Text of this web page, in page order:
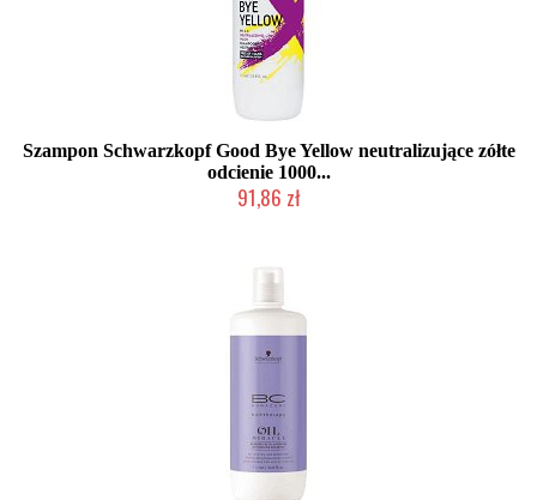
Szampon Schwarzkopf Good Bye Yellow neutralizujące zółte
odcienie 1000...
91,86 zł